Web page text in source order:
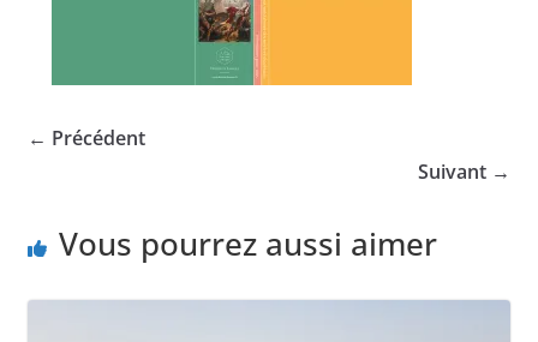
← Précédent
Suivant →
Vous pourrez aussi aimer